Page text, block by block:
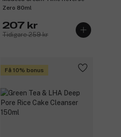
Zero 80ml
207 kr
Tidigare 259 kr
Få 10% bonus